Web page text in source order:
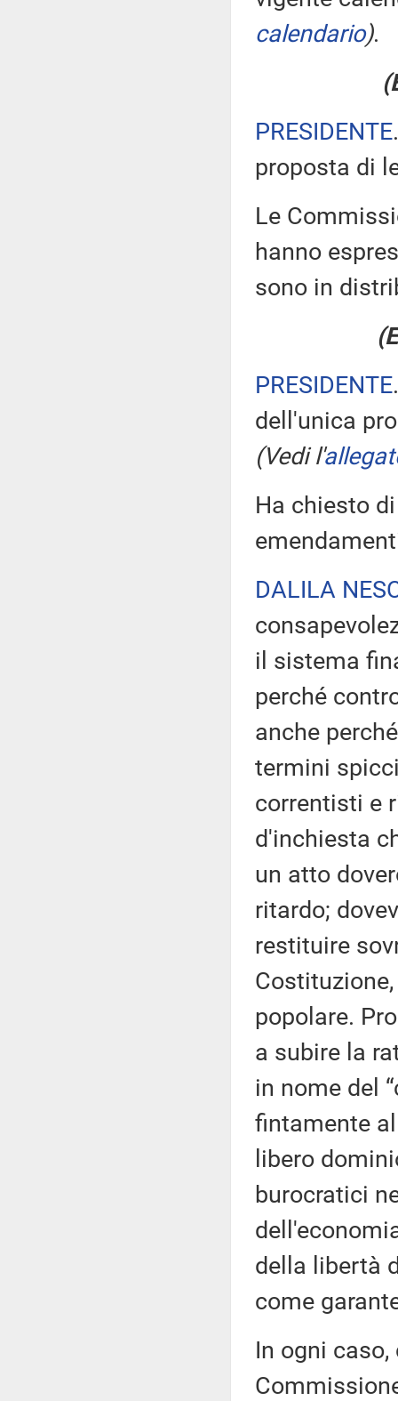
calendario).
PRESIDENTE
proposta di
Le
hanno
sono in
PRESIDENTE
dell'unica
(Vedi l'
Ha chiesto
DALILA
il sistema
perché
anche
termini
correntisti e
d'inchiesta
un atto
ritardo;
restituire
popolare.
a subire la
in nome del
fintamente
libero
burocratici
della libertà
come
In ogni